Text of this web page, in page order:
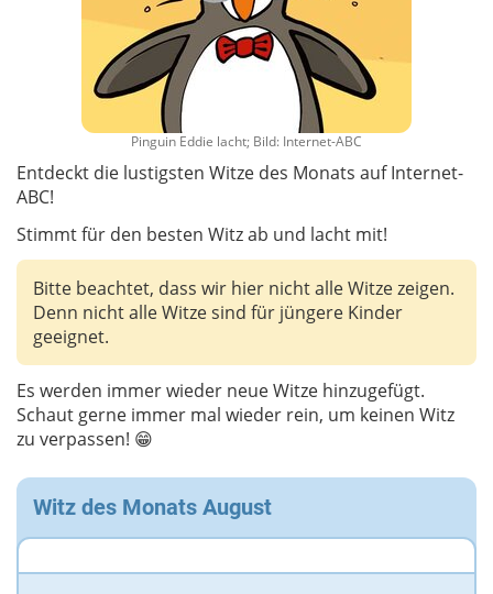
Pinguin Eddie lacht; Bild: Internet-ABC
Entdeckt die lustigsten Witze des Monats auf Internet-
ABC!
Stimmt für den besten Witz ab und lacht mit!
Bitte beachtet, dass wir hier nicht alle Witze zeigen.
Denn nicht alle Witze sind für jüngere Kinder
geeignet.
Es werden immer wieder neue Witze hinzugefügt.
Schaut gerne immer mal wieder rein, um keinen Witz
zu verpassen! 😁
Witz des Monats August